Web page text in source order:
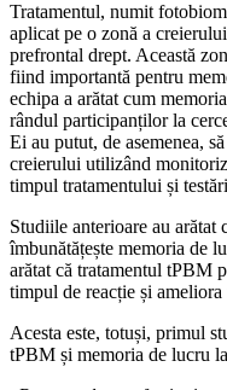
Tratamentul, numit
aplicat pe o zonă a
prefrontal drept. Această
fiind importantă pentru
echipa a arătat cum
rândul participanților la
Ei au putut, de asemenea,
creierului utilizând
timpul tratamentului și
Studiile anterioare au arătat
îmbunătățește memoria de
arătat că tratamentul tPBM
timpul de reacție și
Acesta este, totuși, primul
tPBM și memoria de lucru